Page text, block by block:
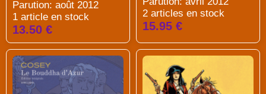
Parution: août 2012
1 article en stock
13.50 €
2 articles en stock
15.95 €